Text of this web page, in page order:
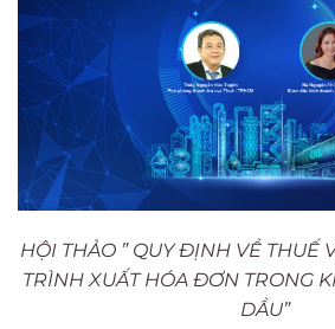
HỘI THẢO ” QUY ĐỊNH VỀ THUẾ
TRÌNH XUẤT HÓA ĐƠN TRONG
DẦU”